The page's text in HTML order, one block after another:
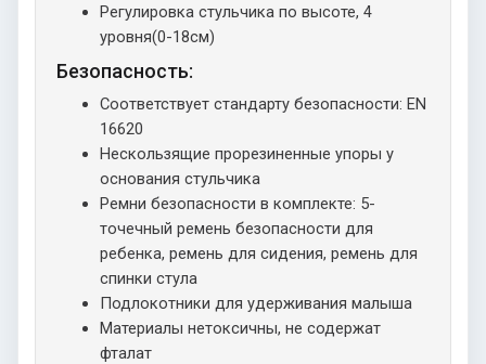
Регулировка стульчика по высоте, 4
уровня(0-18см)
Безопасность:
Соответствует стандарту безопасности: EN
16620
Нескользящие прорезиненные упоры у
основания стульчика
Ремни безопасности в комплекте: 5-
точечный ремень безопасности для
ребенка, ремень для сидения, ремень для
спинки стула
Подлокотники для удерживания малыша
Материалы нетоксичны, не содержат
фталат